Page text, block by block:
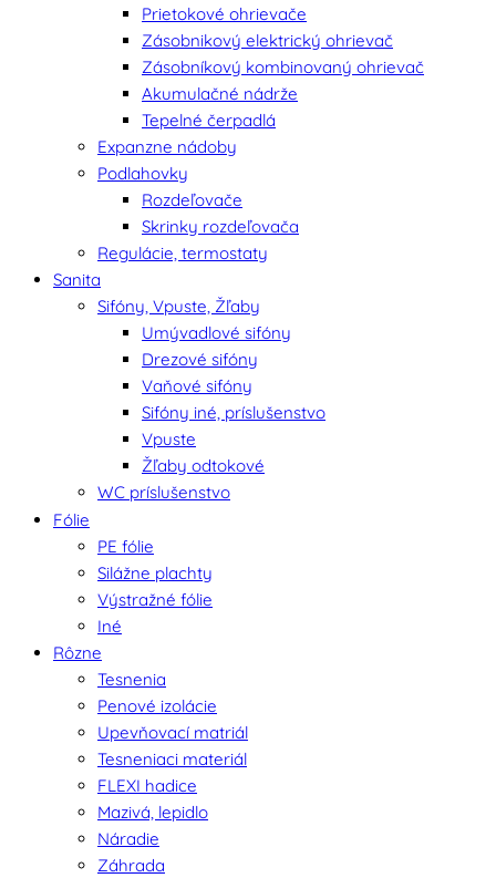
Prietokové ohrievače
Zásobnikový elektrický ohrievač
Zásobníkový kombinovaný ohrievač
Akumulačné nádrže
Tepelné čerpadlá
Expanzne nádoby
Podlahovky
Rozdeľovače
Skrinky rozdeľovača
Regulácie, termostaty
Sanita
Sifóny, Vpuste, Žľaby
Umývadlové sifóny
Drezové sifóny
Vaňové sifóny
Sifóny iné, príslušenstvo
Vpuste
Žľaby odtokové
WC príslušenstvo
Fólie
PE fólie
Silážne plachty
Výstražné fólie
Iné
Rôzne
Tesnenia
Penové izolácie
Upevňovací matriál
Tesneniaci materiál
FLEXI hadice
Mazivá, lepidlo
Náradie
Záhrada